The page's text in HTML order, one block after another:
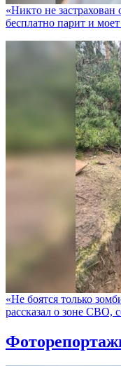
«Никто не
бесплатно парит и
«Не боятся только
рассказал о зоне СВО,